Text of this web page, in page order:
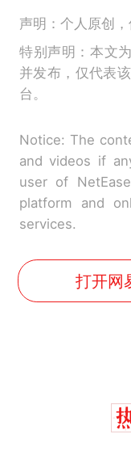
声明：个人原创
特别声明：本文
并发布，仅代表
台。
Notice: The
and videos if
user of
platform and
services.
打开网